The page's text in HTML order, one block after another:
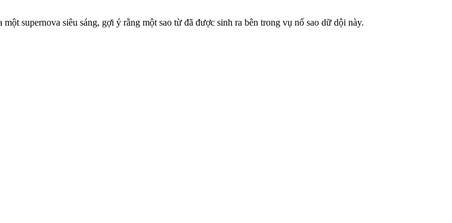
supernova siêu sáng, gợi ý rằng một sao từ đã được sinh ra bên trong vụ nổ sao dữ dội này.